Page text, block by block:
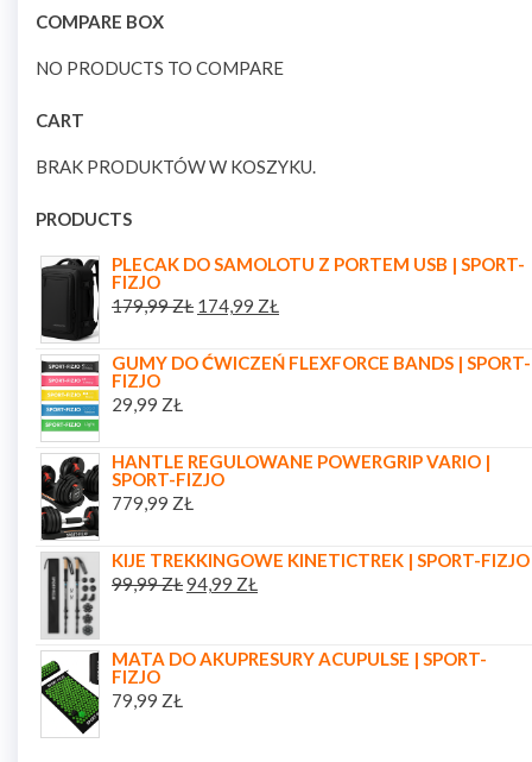
COMPARE BOX
NO PRODUCTS TO COMPARE
CART
BRAK PRODUKTÓW W KOSZYKU.
PRODUCTS
PLECAK DO SAMOLOTU Z PORTEM USB | SPORT-
FIZJO
179,99ZŁ 174,99 ZŁ
GUMY DO ĆWICZEŃ FLEXFORCE BANDS | SPORT-
FIZJO
29,99 ZŁ
HANTLE REGULOWANE POWERGRIP VARIO |
SPORT-FIZJO
779,99 ZŁ
KIJE TREKKINGOWE KINETICTREK | SPORT-FIZJO
99,99ZŁ94,99 ZŁ
MATA DO AKUPRESURY ACUPULSE | SPORT-
FIZJO
79,99 ZŁ